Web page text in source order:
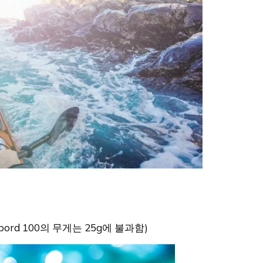
100의 무게는 25g에 불과함)